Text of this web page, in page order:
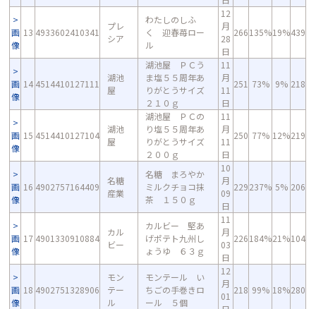
画
像
13 4933602410341
プレ
シア
わたしのしふ
く 迎春苺ロー
ル
12
月
28
日
266135%19%439
画
像
14 4514410127111
湖池
屋
湖池屋 ＰＣう
ま塩５５周年あ
りがとうサイズ
２１０ｇ
11
月
11
日
251 73% 9% 218
画
像
15 4514410127104
湖池
屋
湖池屋 ＰＣの
り塩５５周年あ
りがとうサイズ
２００ｇ
11
月
11
日
250 77% 12%219
画
像
16 4902757164409
名糖
産業
名糖 まろやか
ミルクチョコ抹
茶 １５０ｇ
10
月
09
日
229237% 5% 206
画
像
17 4901330910884
カル
ビー
カルビー 堅あ
げポテト九州し
ょうゆ ６３ｇ
11
月
03
日
226184%21%104
画
像
18 4902751328906
モン
テー
ル
モンテール い
ちごの手巻きロ
ール ５個
12
月
01
218 99% 18%280